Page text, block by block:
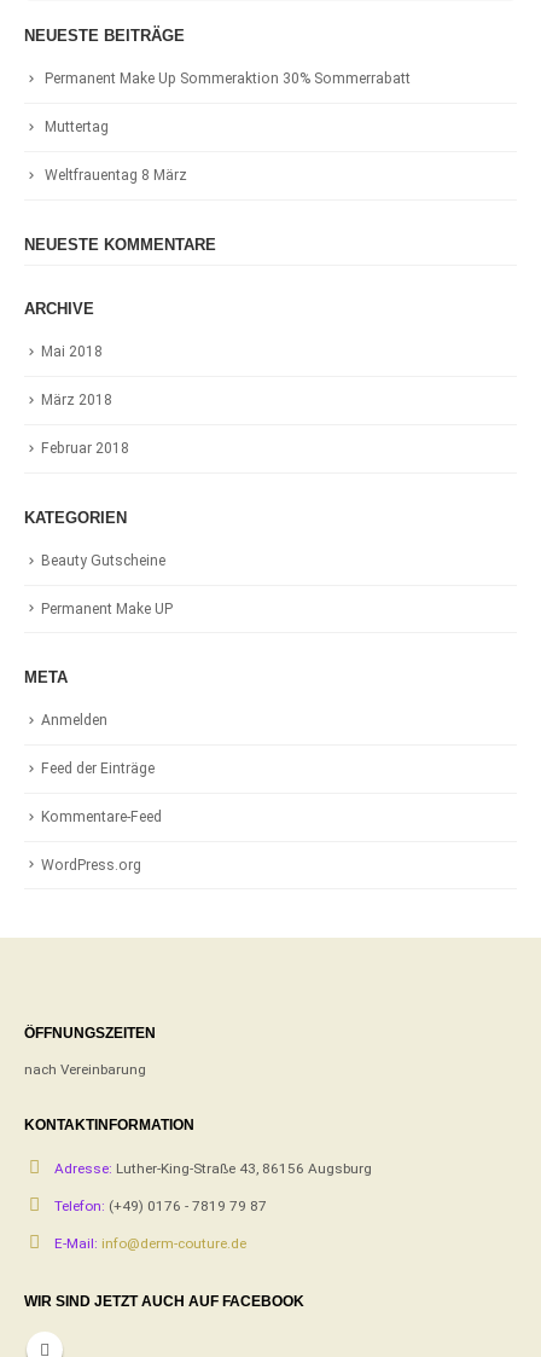
NEUESTE BEITRÄGE
Permanent Make Up Sommeraktion 30% Sommerrabatt
Muttertag
Weltfrauentag 8 März
NEUESTE KOMMENTARE
ARCHIVE
Mai 2018
März 2018
Februar 2018
KATEGORIEN
Beauty Gutscheine
Permanent Make UP
META
Anmelden
Feed der Einträge
Kommentare-Feed
WordPress.org
ÖFFNUNGSZEITEN
nach Vereinbarung
KONTAKTINFORMATION
Adresse: Luther-King-Straße 43, 86156 Augsburg
Telefon: (+49) 0176 - 7819 79 87
E-Mail: info@derm-couture.de
WIR SIND JETZT AUCH AUF FACEBOOK